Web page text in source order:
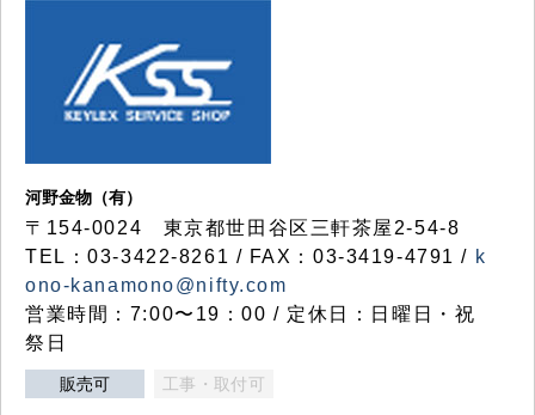
河野金物（有）
〒154-0024 東京都世田谷区三軒茶屋2-54-8
TEL：03-3422-8261 / FAX：03-3419-4791 / k
ono-kanamono@nifty.com
営業時間：7:00〜19：00 / 定休日：日曜日・祝
祭日
販売可 工事・取付可